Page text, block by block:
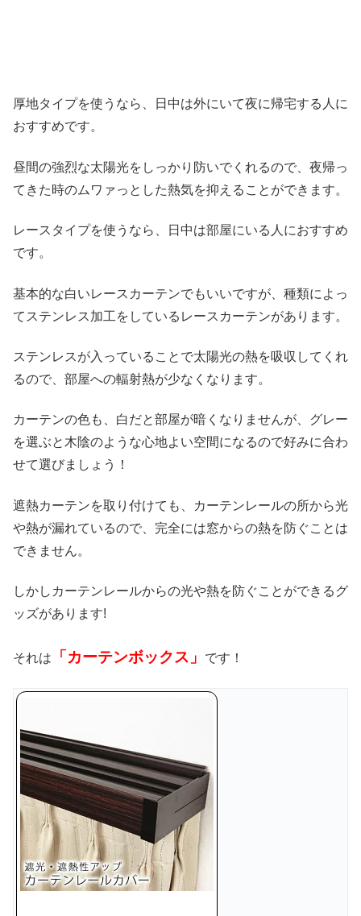
厚地タイプを使うなら、日中は外にいて夜に帰宅する人に
おすすめです。
昼間の強烈な太陽光をしっかり防いでくれるので、夜帰っ
てきた時のムワァっとした熱気を抑えることができます。
レースタイプを使うなら、日中は部屋にいる人におすすめ
です。
基本的な白いレースカーテンでもいいですが、種類によっ
てステンレス加工をしているレースカーテンがあります。
ステンレスが入っていることで太陽光の熱を吸収してくれ
るので、部屋への輻射熱が少なくなります。
カーテンの色も、白だと部屋が暗くなりませんが、グレー
を選ぶと木陰のような心地よい空間になるので好みに合わ
せて選びましょう！
遮熱カーテンを取り付けても、カーテンレールの所から光
や熱が漏れているので、完全には窓からの熱を防ぐことは
できません。
しかしカーテンレールからの光や熱を防ぐことができるグ
ッズがあります!
それは 「カーテンボックス」 です！